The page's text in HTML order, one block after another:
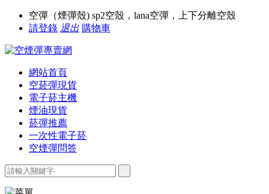
空彈（煙彈殼) sp2空殼，lana空彈，上下分離空殼
請登錄 退出 購物車
網站首頁
空菸彈現貨
電子菸主機
煙油現貨
菸彈推薦
一次性電子菸
空煙彈問答